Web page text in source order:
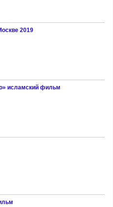
2019
исламский фильм